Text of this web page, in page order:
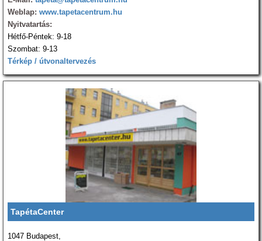
Weblap: www.tapetacentrum.hu
Nyitvatartás:
Hétfő-Péntek: 9-18
Szombat: 9-13
Térkép / útvonaltervezés
TapétaCenter
1047 Budapest,